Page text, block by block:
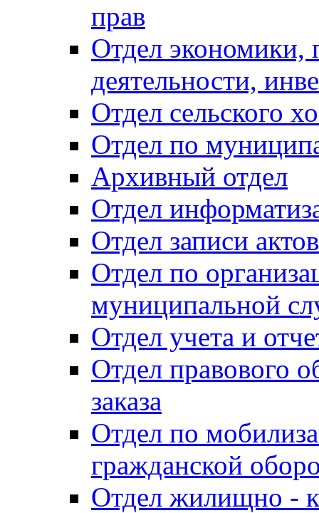
прав
Отдел экономики,
деятельности,
Отдел сельского
Отдел по
Архивный отдел
Отдел
Отдел записи
Отдел по
муниципальной
Отдел учета и
Отдел правового
заказа
Отдел по
гражданской
Отдел жилищно -